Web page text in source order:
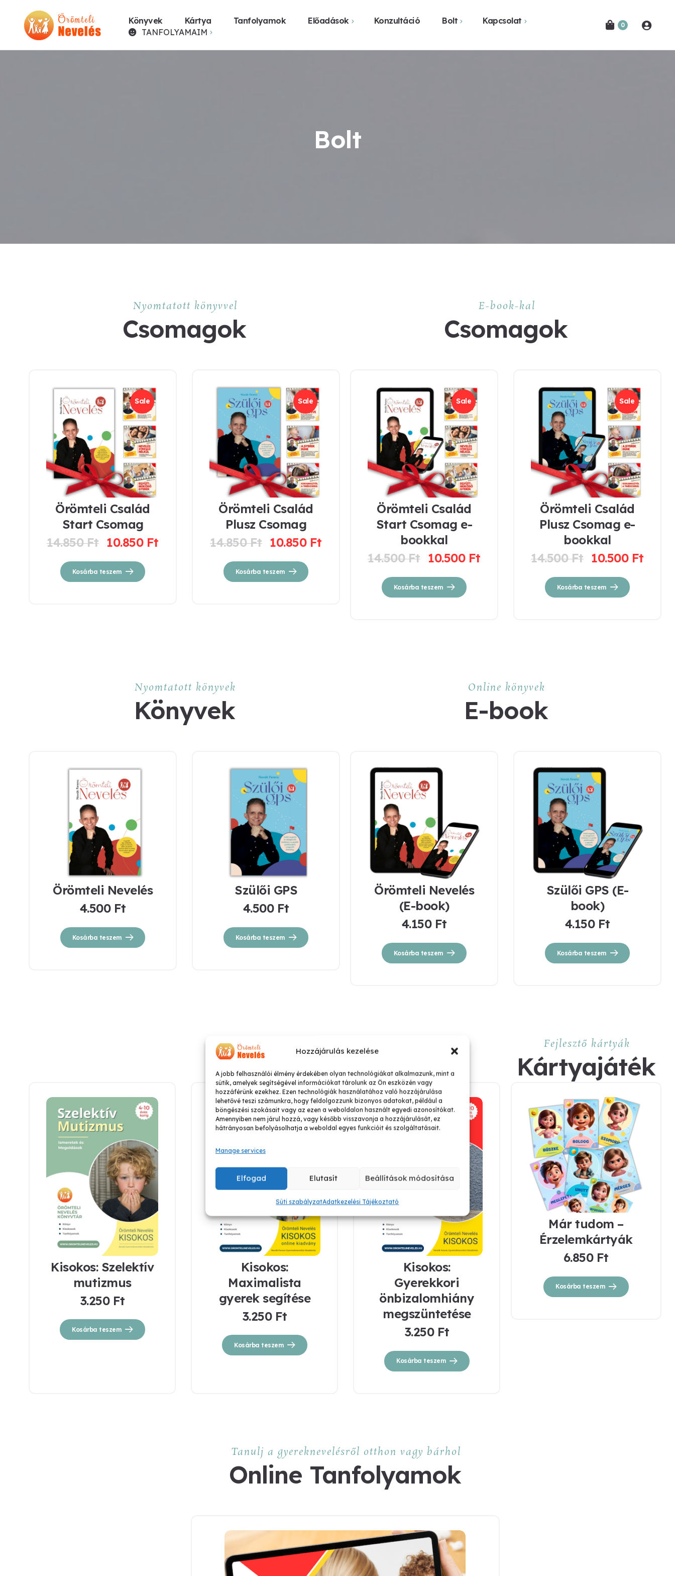
Hozzájárulás kezelése
A jobb felhasználói élmény érdekében olyan technológiákat alkalmazunk, mint a
sütik, amelyek segítségével információkat tárolunk az Ön eszközén vagy
hozzáférünk ezekhez. Ezen technológiák használatához való hozzájárulása
lehetővé teszi számunkra, hogy feldolgozzunk bizonyos adatokat, például a
böngészési szokásait vagy az ezen a weboldalon használt egyedi azonosítókat.
Amennyiben nem járul hozzá, vagy később visszavonja a hozzájárulását, ez
hátrányosan befolyásolhatja a weboldal egyes funkcióit és szolgáltatásait.
Manage services
Elfogad Elutasít Beállítások módosítása
Süti szabályzatAdatkezelési Tájékoztató
Könyvek Kártya Tanfolyamok Előadások Konzultáció Bolt
Webshop
Kapcsolat
TANFOLYAMAIM
0
Bolt
Nyomtatott könyvvel
Csomagok
Sale
Örömteli Család
Start Csomag
14.850Ft 10.850 Ft
Kosárba teszem
Sale
Örömteli Család
Plusz Csomag
14.850Ft 10.850 Ft
Kosárba teszem
E-book-kal
Csomagok
Sale
Örömteli Család
Start Csomag e-
bookkal
14.500Ft 10.500 Ft
Kosárba teszem
Sale
Örömteli Család
Plusz Csomag e-
bookkal
14.500Ft 10.500 Ft
Kosárba teszem
Nyomtatott könyvek
Könyvek
Örömteli Nevelés
4.500 Ft
Kosárba teszem
Szülői GPS
4.500 Ft
Kosárba teszem
Online könyvek
E-book
Örömteli Nevelés
(E-book)
4.150 Ft
Kosárba teszem
Szülői GPS (E-
book)
4.150 Ft
Kosárba teszem
Online kiadványok
Kisokosok
Kisokos: Szelektív
mutizmus
3.250 Ft
Kosárba teszem
Kisokos:
Maximalista
gyerek segítése
3.250 Ft
Kosárba teszem
Kisokos:
Gyerekkori
önbizalomhiány
megszüntetése
3.250 Ft
Kosárba teszem
Fejlesztő kártyák
Kártyajáték
Már tudom –
Érzelemkártyák
6.850 Ft
Kosárba teszem
Tanulj a gyereknevelésről otthon vagy bárhol
Online Tanfolyamok